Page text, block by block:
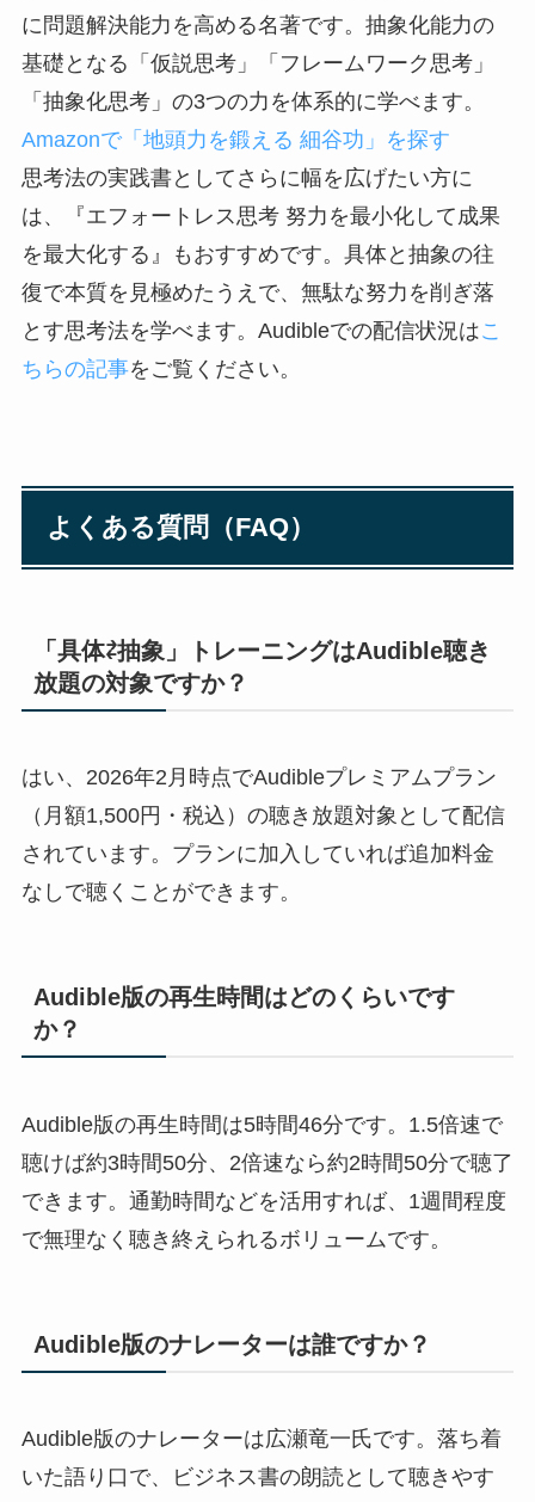
に問題解決能力を高める名著です。抽象化能力の
基礎となる「仮説思考」「フレームワーク思考」
「抽象化思考」の3つの力を体系的に学べます。
Amazonで「地頭力を鍛える 細谷功」を探す
思考法の実践書としてさらに幅を広げたい方に
は、『エフォートレス思考 努力を最小化して成果
を最大化する』もおすすめです。具体と抽象の往
復で本質を見極めたうえで、無駄な努力を削ぎ落
とす思考法を学べます。Audibleでの配信状況はこ
ちらの記事をご覧ください。
よくある質問（FAQ）
「具体⇄抽象」トレーニングはAudible聴き
放題の対象ですか？
はい、2026年2月時点でAudibleプレミアムプラン
（月額1,500円・税込）の聴き放題対象として配信
されています。プランに加入していれば追加料金
なしで聴くことができます。
Audible版の再生時間はどのくらいです
か？
Audible版の再生時間は5時間46分です。1.5倍速で
聴けば約3時間50分、2倍速なら約2時間50分で聴了
できます。通勤時間などを活用すれば、1週間程度
で無理なく聴き終えられるボリュームです。
Audible版のナレーターは誰ですか？
Audible版のナレーターは広瀬竜一氏です。落ち着
いた語り口で、ビジネス書の朗読として聴きやす